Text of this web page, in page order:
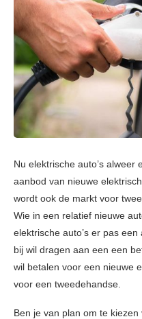
Nu elektrische auto’s
aanbod van nieuwe
wordt ook de markt voor
Wie in een relatief nieuwe
elektrische auto’s er pas
bij wil dragen aan een een
wil betalen voor een nieuwe
voor een tweedehandse.
Ben je van plan om te